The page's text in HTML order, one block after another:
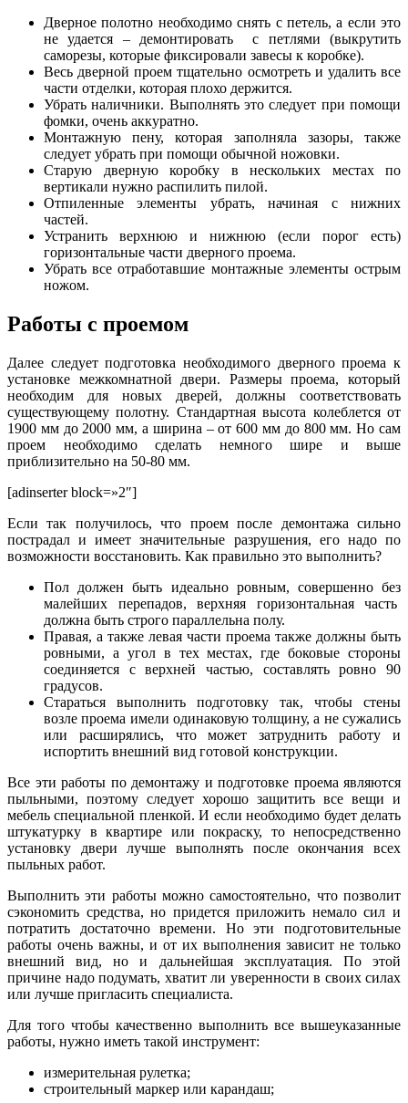
Дверное полотно необходимо снять с петель, а если это
не удается – демонтировать с петлями (выкрутить
саморезы, которые фиксировали завесы к коробке).
Весь дверной проем тщательно осмотреть и удалить все
части отделки, которая плохо держится.
Убрать наличники. Выполнять это следует при помощи
фомки, очень аккуратно.
Монтажную пену, которая заполняла зазоры, также
следует убрать при помощи обычной ножовки.
Старую дверную коробку в нескольких местах по
вертикали нужно распилить пилой.
Отпиленные элементы убрать, начиная с нижних
частей.
Устранить верхнюю и нижнюю (если порог есть)
горизонтальные части дверного проема.
Убрать все отработавшие монтажные элементы острым
ножом.
Работы с проемом
Далее следует подготовка необходимого дверного проема к
установке межкомнатной двери. Размеры проема, который
необходим для новых дверей, должны соответствовать
существующему полотну. Стандартная высота колеблется от
1900 мм до 2000 мм, а ширина – от 600 мм до 800 мм. Но сам
проем необходимо сделать немного шире и выше
приблизительно на 50-80 мм.
[adinserter block=»2″]
Если так получилось, что проем после демонтажа сильно
пострадал и имеет значительные разрушения, его надо по
возможности восстановить. Как правильно это выполнить?
Пол должен быть идеально ровным, совершенно без
малейших перепадов, верхняя горизонтальная часть
должна быть строго параллельна полу.
Правая, а также левая части проема также должны быть
ровными, а угол в тех местах, где боковые стороны
соединяется с верхней частью, составлять ровно 90
градусов.
Стараться выполнить подготовку так, чтобы стены
возле проема имели одинаковую толщину, а не сужались
или расширялись, что может затруднить работу и
испортить внешний вид готовой конструкции.
Все эти работы по демонтажу и подготовке проема являются
пыльными, поэтому следует хорошо защитить все вещи и
мебель специальной пленкой. И если необходимо будет делать
штукатурку в квартире или покраску, то непосредственно
установку двери лучше выполнять после окончания всех
пыльных работ.
Выполнить эти работы можно самостоятельно, что позволит
сэкономить средства, но придется приложить немало сил и
потратить достаточно времени. Но эти подготовительные
работы очень важны, и от их выполнения зависит не только
внешний вид, но и дальнейшая эксплуатация. По этой
причине надо подумать, хватит ли уверенности в своих силах
или лучше пригласить специалиста.
Для того чтобы качественно выполнить все вышеуказанные
работы, нужно иметь такой инструмент:
измерительная рулетка;
строительный маркер или карандаш;